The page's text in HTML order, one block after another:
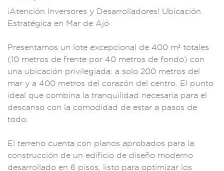
¡Atención Inversores y Desarrolladores! Ubicación
Estratégica en Mar de Ajó
Presentamos un lote excepcional de 400 m² totales
(10 metros de frente por 40 metros de fondo) con
una ubicación privilegiada: a sol o 200 metros del
mar y a 400 metros del corazón del centro. El punto
ideal que combina la tranquilidad necesaria para el
descanso con la comodidad de estar a pasos de
todo.
El terreno cuenta con planos aprobados para l a
construcción de un edificio de diseño moderno
desarrollado en 6 pisos, listo para optimizar los